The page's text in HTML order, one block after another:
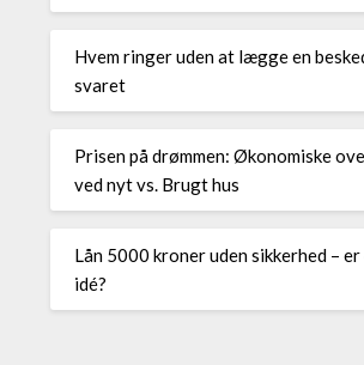
Hvem ringer uden at lægge en
svaret
Prisen på drømmen: Økonomiske
ved nyt vs. Brugt hus
Lån 5000 kroner uden sikkerhed –
idé?